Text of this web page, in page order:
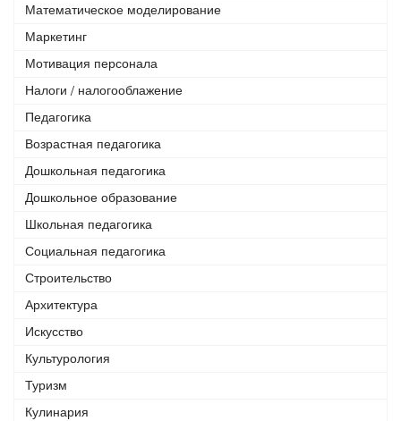
Математическое моделирование
Маркетинг
Мотивация персонала
Налоги / налогооблажение
Педагогика
Возрастная педагогика
Дошкольная педагогика
Дошкольное образование
Школьная педагогика
Социальная педагогика
Строительство
Архитектура
Искусство
Культурология
Туризм
Кулинария